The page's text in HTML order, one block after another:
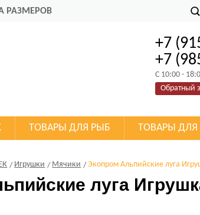
РАЗМЕРОВ
+7
+7
C 10:00 -
Обратный
ТОВАРЫ ДЛЯ РЫБ ТОВАРЫ
Игрушки Мячики Экопром Альпийские луга
луга